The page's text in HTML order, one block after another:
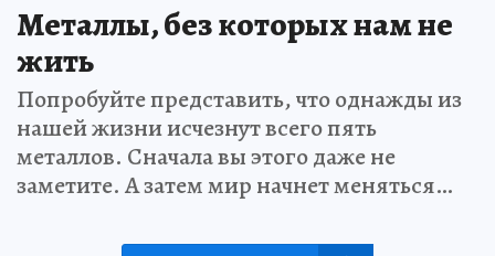
Металлы, без которых нам не
жить
Попробуйте представить, что однажды из
нашей жизни исчезнут всего пять
металлов. Сначала вы этого даже не
заметите. А затем мир начнет меняться…